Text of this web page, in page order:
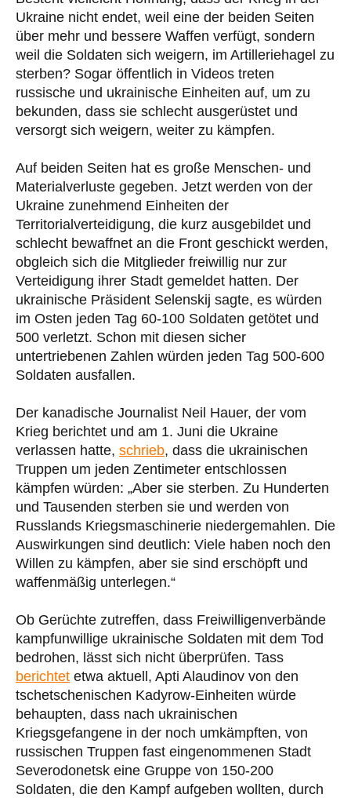
Ukraine nicht endet, weil eine der beiden Seiten
über mehr und bessere Waffen verfügt, sondern
weil die Soldaten sich weigern, im Artilleriehagel zu
sterben? Sogar öffentlich in Videos treten
russische und ukrainische Einheiten auf, um zu
bekunden, dass sie schlecht ausgerüstet und
versorgt sich weigern, weiter zu kämpfen.
Auf beiden Seiten hat es große Menschen- und
Materialverluste gegeben. Jetzt werden von der
Ukraine zunehmend Einheiten der
Territorialverteidigung, die kurz ausgebildet und
schlecht bewaffnet an die Front geschickt werden,
obgleich sich die Mitglieder freiwillig nur zur
Verteidigung ihrer Stadt gemeldet hatten. Der
ukrainische Präsident Selenskij sagte, es würden
im Osten jeden Tag 60-100 Soldaten getötet und
500 verletzt. Schon mit diesen sicher
untertriebenen Zahlen würden jeden Tag 500-600
Soldaten ausfallen.
Der kanadische Journalist Neil Hauer, der vom
Krieg berichtet und am 1. Juni die Ukraine
verlassen hatte, schrieb, dass die ukrainischen
Truppen um jeden Zentimeter entschlossen
kämpfen würden: „Aber sie sterben. Zu Hunderten
und Tausenden sterben sie und werden von
Russlands Kriegsmaschinerie niedergemahlen. Die
Auswirkungen sind deutlich: Viele haben noch den
Willen zu kämpfen, aber sie sind erschöpft und
waffenmäßig unterlegen.“
Ob Gerüchte zutreffen, dass Freiwilligenverbände
kampfunwillige ukrainische Soldaten mit dem Tod
bedrohen, lässt sich nicht überprüfen. Tass
berichtet etwa aktuell, Apti Alaudinov von den
tschetschenischen Kadyrow-Einheiten würde
behaupten, dass nach ukrainischen
Kriegsgefangene in der noch umkämpften, von
russischen Truppen fast eingenommenen Stadt
Severodonetsk eine Gruppe von 150-200
Soldaten, die den Kampf aufgeben wollten, durch